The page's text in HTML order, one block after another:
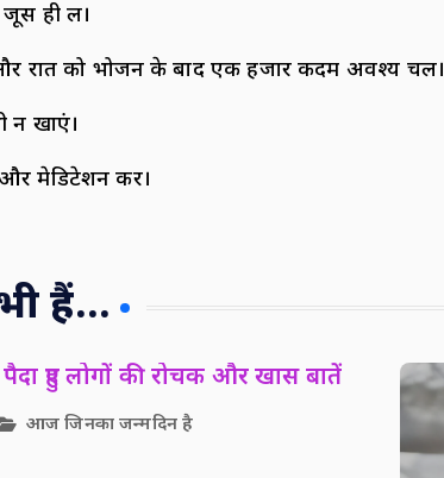
ही लें।
रात को भोजन के बाद एक हजार कदम अवश्य चलें।
न खाएं।
और मेडिटेशन करें।
हैं...
हुए लोगों की रोचक और खास बातें
आज जिनका जन्मदिन है